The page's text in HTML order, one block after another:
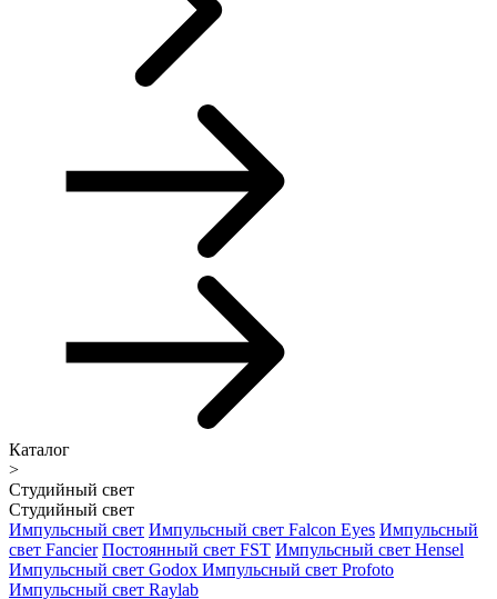
Каталог
>
Студийный свет
Студийный свет
Импульсный свет Импульсный свет Falcon Eyes Импульсный
свет Fancier Постоянный свет FST Импульсный свет Hensel
Импульсный свет Godox Импульсный свет Profoto
Импульсный свет Raylab